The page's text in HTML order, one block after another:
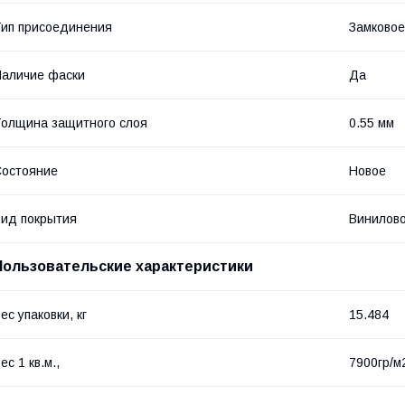
присоединения Замковое
фаски Да
защитного слоя 0.55 мм
Новое
покрытия
характеристики
упаковки, кг 15.484
1 кв.м., 7900гр/